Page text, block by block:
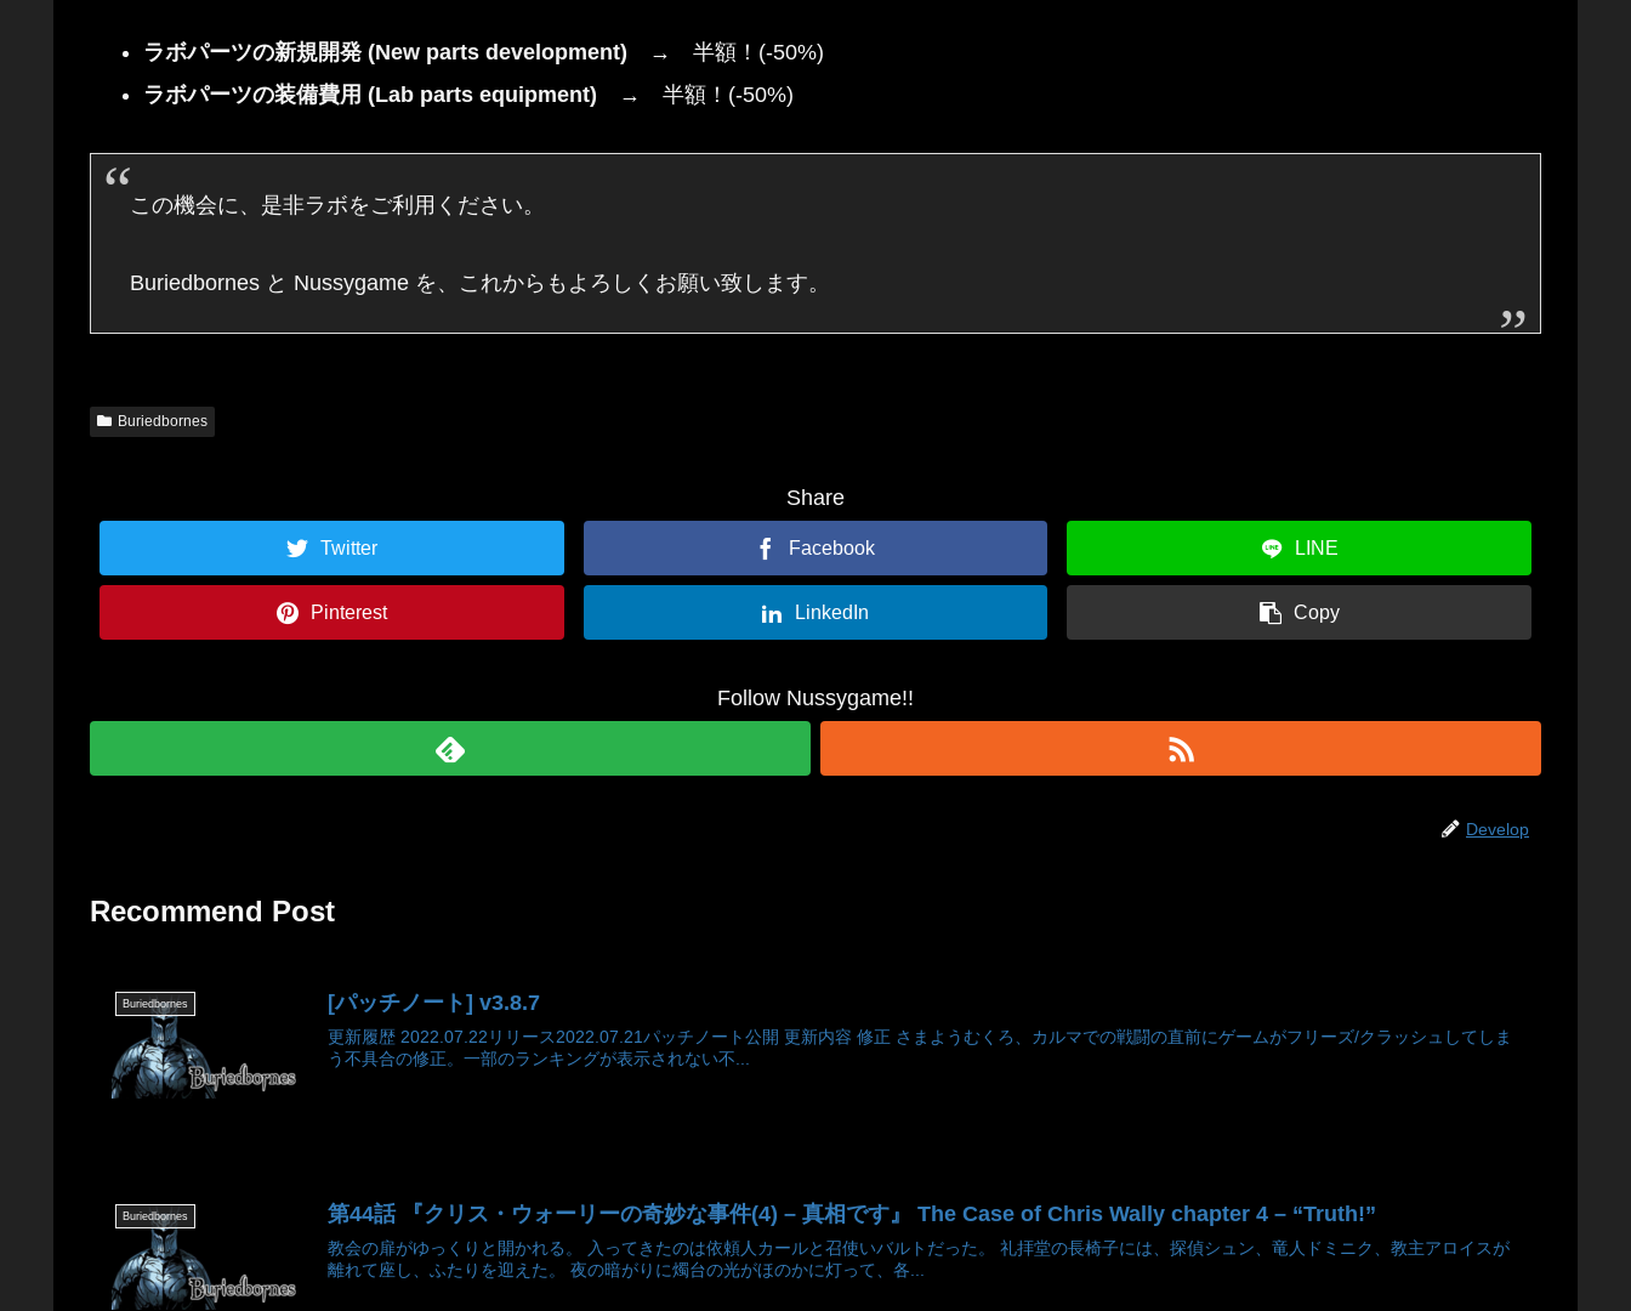
ラボパーツの新規開発 (New partsdevelopment) → 半額！(-50%)
ラボパーツの装備費用 (Lab parts equipment) → 半額！(-50%)
この機会に、是非ラボをご利用ください。
Buriedbornes と Nussygame を、これからもよろしくお願い致します。
Buriedbornes
Share
Twitter Facebook LINE
Pinterest LinkedIn Copy
Follow Nussygame!!
Develop
Recommend Post
Buriedbornes [パッチノート] v3.8.7
更新履歴 2022.07.22リリース2022.07.21パッチノート公開 更新内容 修正 さまようむくろ、カルマでの戦闘の直前にゲームがフリーズ/クラッシュしてしま
う不具合の修正。一部のランキングが表示されない不...
Buriedbornes 第44話 『クリス・ウォーリーの奇妙な事件(4) – 真相です』 The Case of Chris Wally chapter 4 – “Truth!”
教会の扉がゆっくりと開かれる。 入ってきたのは依頼人カールと召使いバルトだった。 礼拝堂の長椅子には、探偵シュン、竜人ドミニク、教主アロイスが
離れて座し、ふたりを迎えた。 夜の暗がりに燭台の光がほのかに灯って、各...